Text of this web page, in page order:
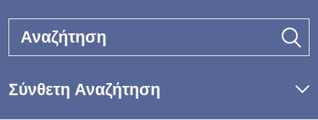
Αναζήτηση
Σύνθετη Αναζήτηση